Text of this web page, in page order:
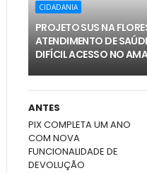
CIDADANIA
PROJETO SUS NA
ATENDIMENTO DE
DIFÍCIL ACESSO NO
ANTES
PIX COMPLETA UM ANO
COM NOVA
FUNCIONALIDADE DE
DEVOLUÇÃO